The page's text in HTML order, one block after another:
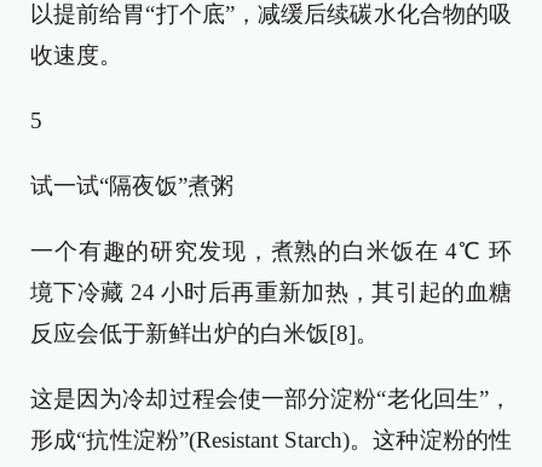
以提前给胃“打个底”，减缓后续碳水化合物的吸
收速度。
5
试一试“隔夜饭”煮粥
一个有趣的研究发现，煮熟的白米饭在 4℃ 环
境下冷藏 24 小时后再重新加热，其引起的血糖
反应会低于新鲜出炉的白米饭[8]。
这是因为冷却过程会使一部分淀粉“老化回生”，
形成“抗性淀粉”(Resistant Starch)。这种淀粉的性